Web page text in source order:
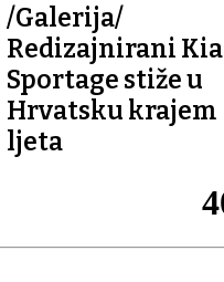
/Galerija/
Redizajnirani Kia
Sportage stiže u
Hrvatsku krajem
ljeta